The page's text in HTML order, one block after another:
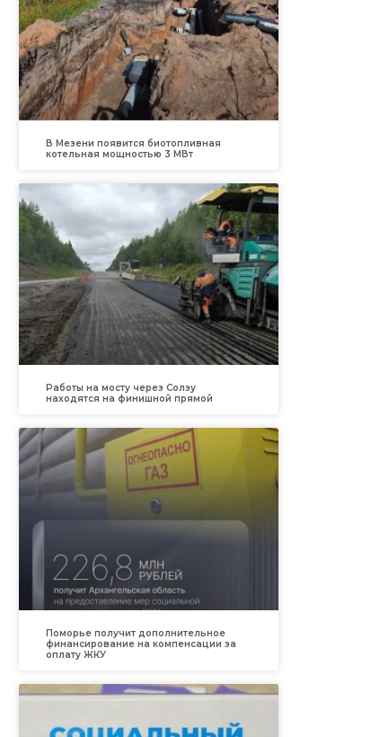
В Мезени появится биотопливная
котельная мощностью 3 МВт
Работы на мосту через Солзу
находятся на финишной прямой
Поморье получит дополнительное
финансирование на компенсации за
оплату ЖКУ